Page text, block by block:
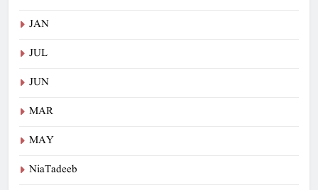
JAN
JUL
JUN
MAR
MAY
NiaTadeeb